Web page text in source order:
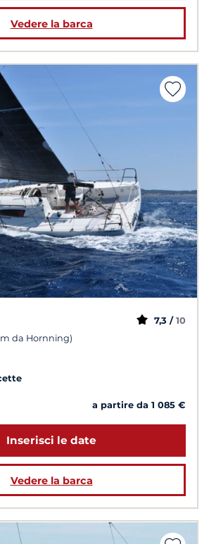
Vedere la barca
da Hornning)
7,3 / 10
a partire da 1 085 €
Inserisci le date
Vedere la barca